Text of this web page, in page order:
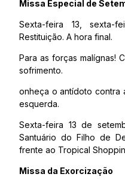
Missa Especial de
Sexta-feira 13, sexta-
Restituição. A hora final.
Para as forças malígnas!
sofrimento.
onheça o antídoto contra
esquerda.
Sexta-feira 13 de
Santuário do Filho de
frente ao Tropical
Missa da Exorcização